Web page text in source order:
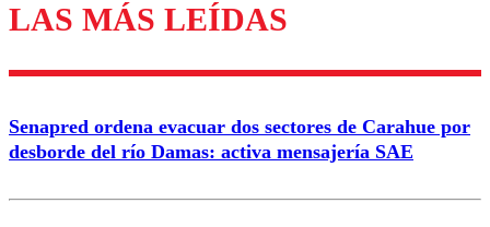
Los comentarios son moderados para garantizar un
diálogo respetuoso.
Correo
LAS MÁS LEÍDAS
Senapred ordena evacuar dos sectores de Carahue por
desborde del río Damas: activa mensajería SAE